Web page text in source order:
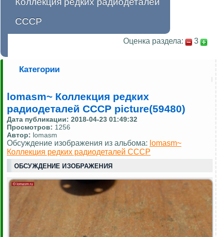
СССР
Оценка раздела: 3
Категории
lomasm~ Коллекция редких
радиодеталей СССР picture(59480)
Дата публикации: 2018-04-23 01:49:32
Просмотров: 1256
Автор: lomasm
Обсуждение изображения из альбома: lomasm~
Коллекция редких радиодеталей СССР
ОБСУЖДЕНИЕ ИЗОБРАЖЕНИЯ